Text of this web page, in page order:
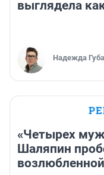
выглядела
Надежда
«Четырех
Шаляпин
возлюбленной